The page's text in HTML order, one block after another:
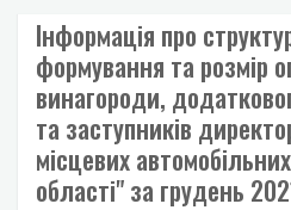
Інформація про
формування та розмір
винагороди,
та заступників
місцевих
області" за грудень